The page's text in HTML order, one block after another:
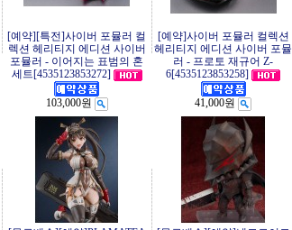
[예약][특전]사이버 포뮬러 컬
렉션 헤리티지 에디션 사이버
포뮬러 - 이어지는 표범의 혼
세트[4535123853272]
103,000원
[예약]사이버 포뮬러 컬렉션
헤리티지 에디션 사이버 포뮬
러 - 프로토 재규어 Z-
6[4535123853258]
41,000원